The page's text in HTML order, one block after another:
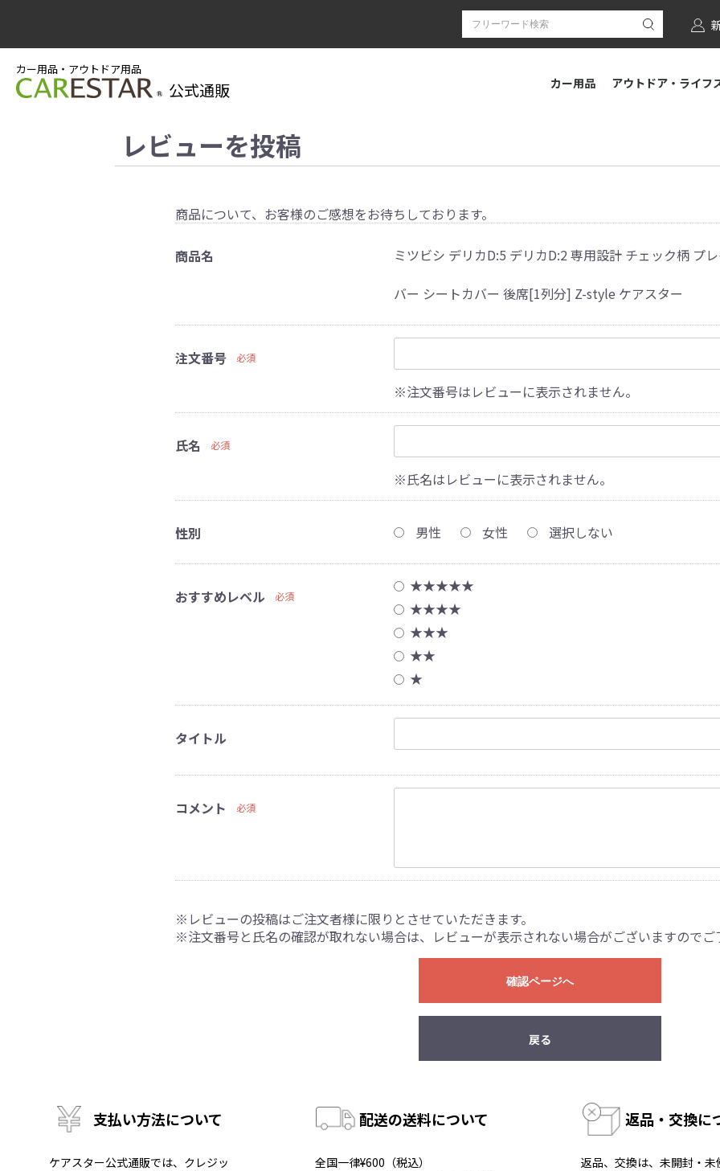
カー用品・アウトドア用品
公式通販 カー用品 アウトドア・ライフ
レビューを投稿
商品について、お客様のご感想をお待ちしております。
商品名
ミツビシ デリカD:5 デリカD:2 専用設計 チェック柄 プ
バー シートカバー 後席[1列分] Z-style ケアスター
注文番号 必須
※注文番号はレビューに表示されません。
氏名 必須
※氏名はレビューに表示されません。
性別 男性 女性 選択しない
おすすめレベル 必須
★★★★★
★★★★
★★★
★★
★
タイトル
コメント 必須
※レビューの投稿はご注文者様に限りとさせていただきます。
※注文番号と氏名の確認が取れない場合は、レビューが表示されない場合がございますのでご
確認ページへ
戻る
支払い方法について
ケアスター公式通販では、クレジッ
配送の送料について
全国一律¥600（税込）
返品・交換に
返品、交換は、未開封・未